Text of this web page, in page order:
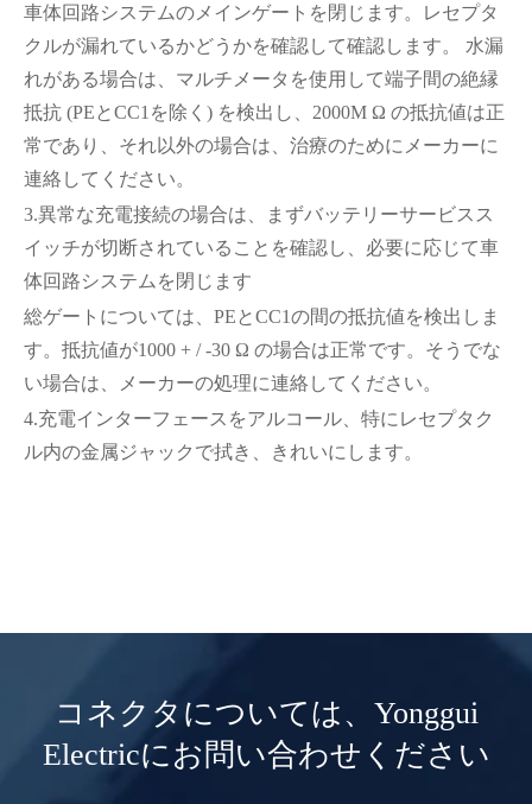
車体回路システムのメインゲートを閉じます。レセプタ
クルが漏れているかどうかを確認して確認します。 水漏
れがある場合は、マルチメータを使用して端子間の絶縁
抵抗 (PEとCC1を除く) を検出し、2000M Ω の抵抗値は正
常であり、それ以外の場合は、治療のためにメーカーに
連絡してください。
3.異常な充電接続の場合は、まずバッテリーサービスス
イッチが切断されていることを確認し、必要に応じて車
体回路システムを閉じます
総ゲートについては、PEとCC1の間の抵抗値を検出しま
す。抵抗値が1000 + / -30 Ω の場合は正常です。そうでな
い場合は、メーカーの処理に連絡してください。
4.充電インターフェースをアルコール、特にレセプタク
ル内の金属ジャックで拭き、きれいにします。
コネクタについては、Yonggui
Electricにお問い合わせください